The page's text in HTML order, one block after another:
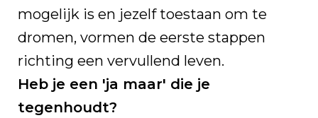
mogelijk is en jezelf toestaan om te
dromen, vormen de eerste stappen
richting een vervullend leven.
Heb je een 'ja maar' die je
tegenhoudt?